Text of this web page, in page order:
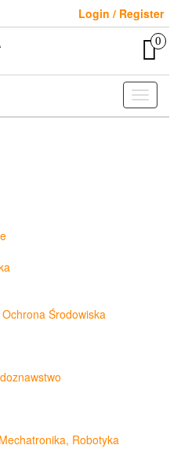
Login / Register
0
Toggle
Środowiska
Robotyka